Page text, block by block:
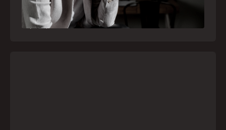
especializado pelo telefone 192
21 julho, 2026